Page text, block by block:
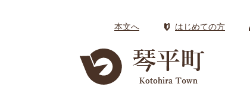
本文へ はじめての方